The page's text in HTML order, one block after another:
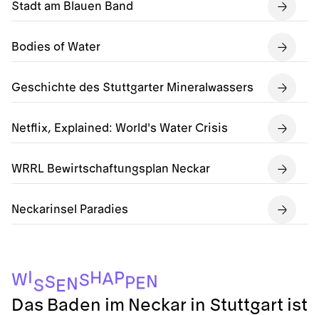
Stadt am Blauen Band
Bodies of Water
Geschichte des Stuttgarter Mineralwassers
Netflix, Explained: World's Water Crisis
WRRL Bewirtschaftungsplan Neckar
Neckarinsel Paradies
W SSENSHA PPE N
Das Baden im Neckar in Stuttgart ist